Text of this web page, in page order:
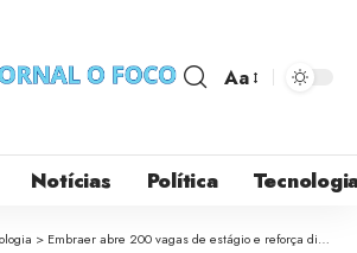
Aa
Notícias Política
> Embraer abre 200 vagas de estágio e reforça disputa por talentos no setor tecnológico brasileiro